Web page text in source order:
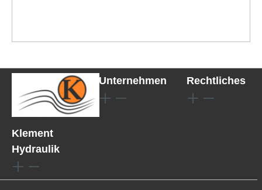
Klement
Hydraulik
Unternehmen Rechtliches